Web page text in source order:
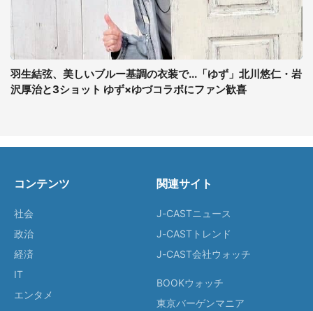
羽生結弦、美しいブルー基調の衣装で...「ゆず」北川悠仁・岩
沢厚治と3ショット ゆず×ゆづコラボにファン歓喜
コンテンツ
社会
政治
経済
IT
エンタメ
関連サイト
J-CASTニュース
J-CASTトレンド
J-CAST会社ウォッチ
BOOKウォッチ
東京バーゲンマニア